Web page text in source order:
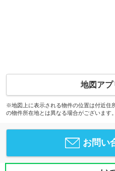
地図アプ
※地図上に表示される物件の位置は付近住
の物件所在地とは異なる場合がございます。
お問い